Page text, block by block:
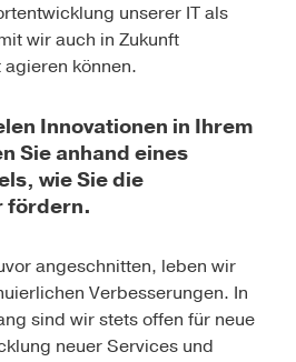
unserer IT als
wir auch in Zukunft
können.
Innovationen in Ihrem
Sie anhand eines
wie Sie die
fördern.
angeschnitten, leben wir
Verbesserungen. In
sind wir stets offen für neue
neuer Services und